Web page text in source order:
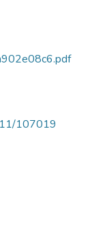
107019